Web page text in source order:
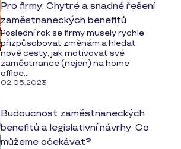
Pro firmy: Chytré a snadné řešení
zaměstnaneckých benefitů
Poslední rok se firmy musely rychle
přizpůsobovat změnám a hledat
nové cesty, jak motivovat své
zaměstnance (nejen) na home
office...
02.05.2023
Budoucnost zaměstnaneckých
benefitů a legislativní návrhy: Co
můžeme očekávat?